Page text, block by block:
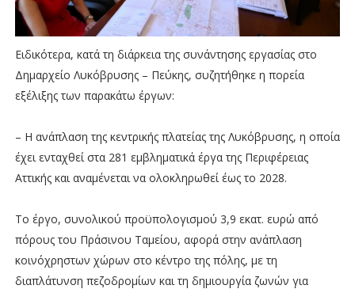
Ειδικότερα, κατά τη διάρκεια της συνάντησης εργασίας στο
Δημαρχείο Λυκόβρυσης – Πεύκης, συζητήθηκε η πορεία
εξέλιξης των παρακάτω έργων:
– Η ανάπλαση της κεντρικής πλατείας της Λυκόβρυσης, η οποία
έχει ενταχθεί στα 281 εμβληματικά έργα της Περιφέρειας
Αττικής και αναμένεται να ολοκληρωθεί έως το 2028.
Το έργο, συνολικού προϋπολογισμού 3,9 εκατ. ευρώ από
πόρους του Πράσινου Ταμείου, αφορά στην ανάπλαση
κοινόχρηστων χώρων στο κέντρο της πόλης, με τη
διαπλάτυνση πεζοδρομίων και τη δημιουργία ζωνών για